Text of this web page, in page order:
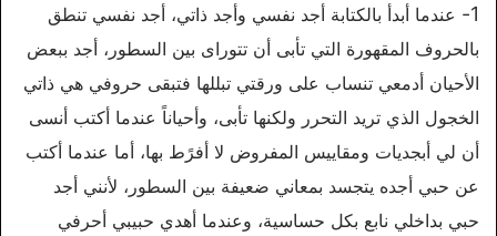
1-
عندما أبدأ بالكتابة أجد نفسي وأجد ذاتي، أجد نفسي تنطق
بالحروف المقهورة التي تأبى أن تتوراى بين السطور، أجد ببعض
الأحيان أدمعي تنساب على ورقتي تبللها فتبقى حروفي هي ذاتي
الخجول الذي تريد التحرر ولكنها تأبى، وأحياناً عندما أكتب أنسى
أن لي أبجديات ومقاييس المفروض لا أفرًط بها، أما عندما أكتب
عن حبي أجده يتجسد بمعاني ضعيفة بين السطور، لأنني أجد
حبي بداخلي نابع بكل حساسية، وعندما أهدي حبيبي أحرفي